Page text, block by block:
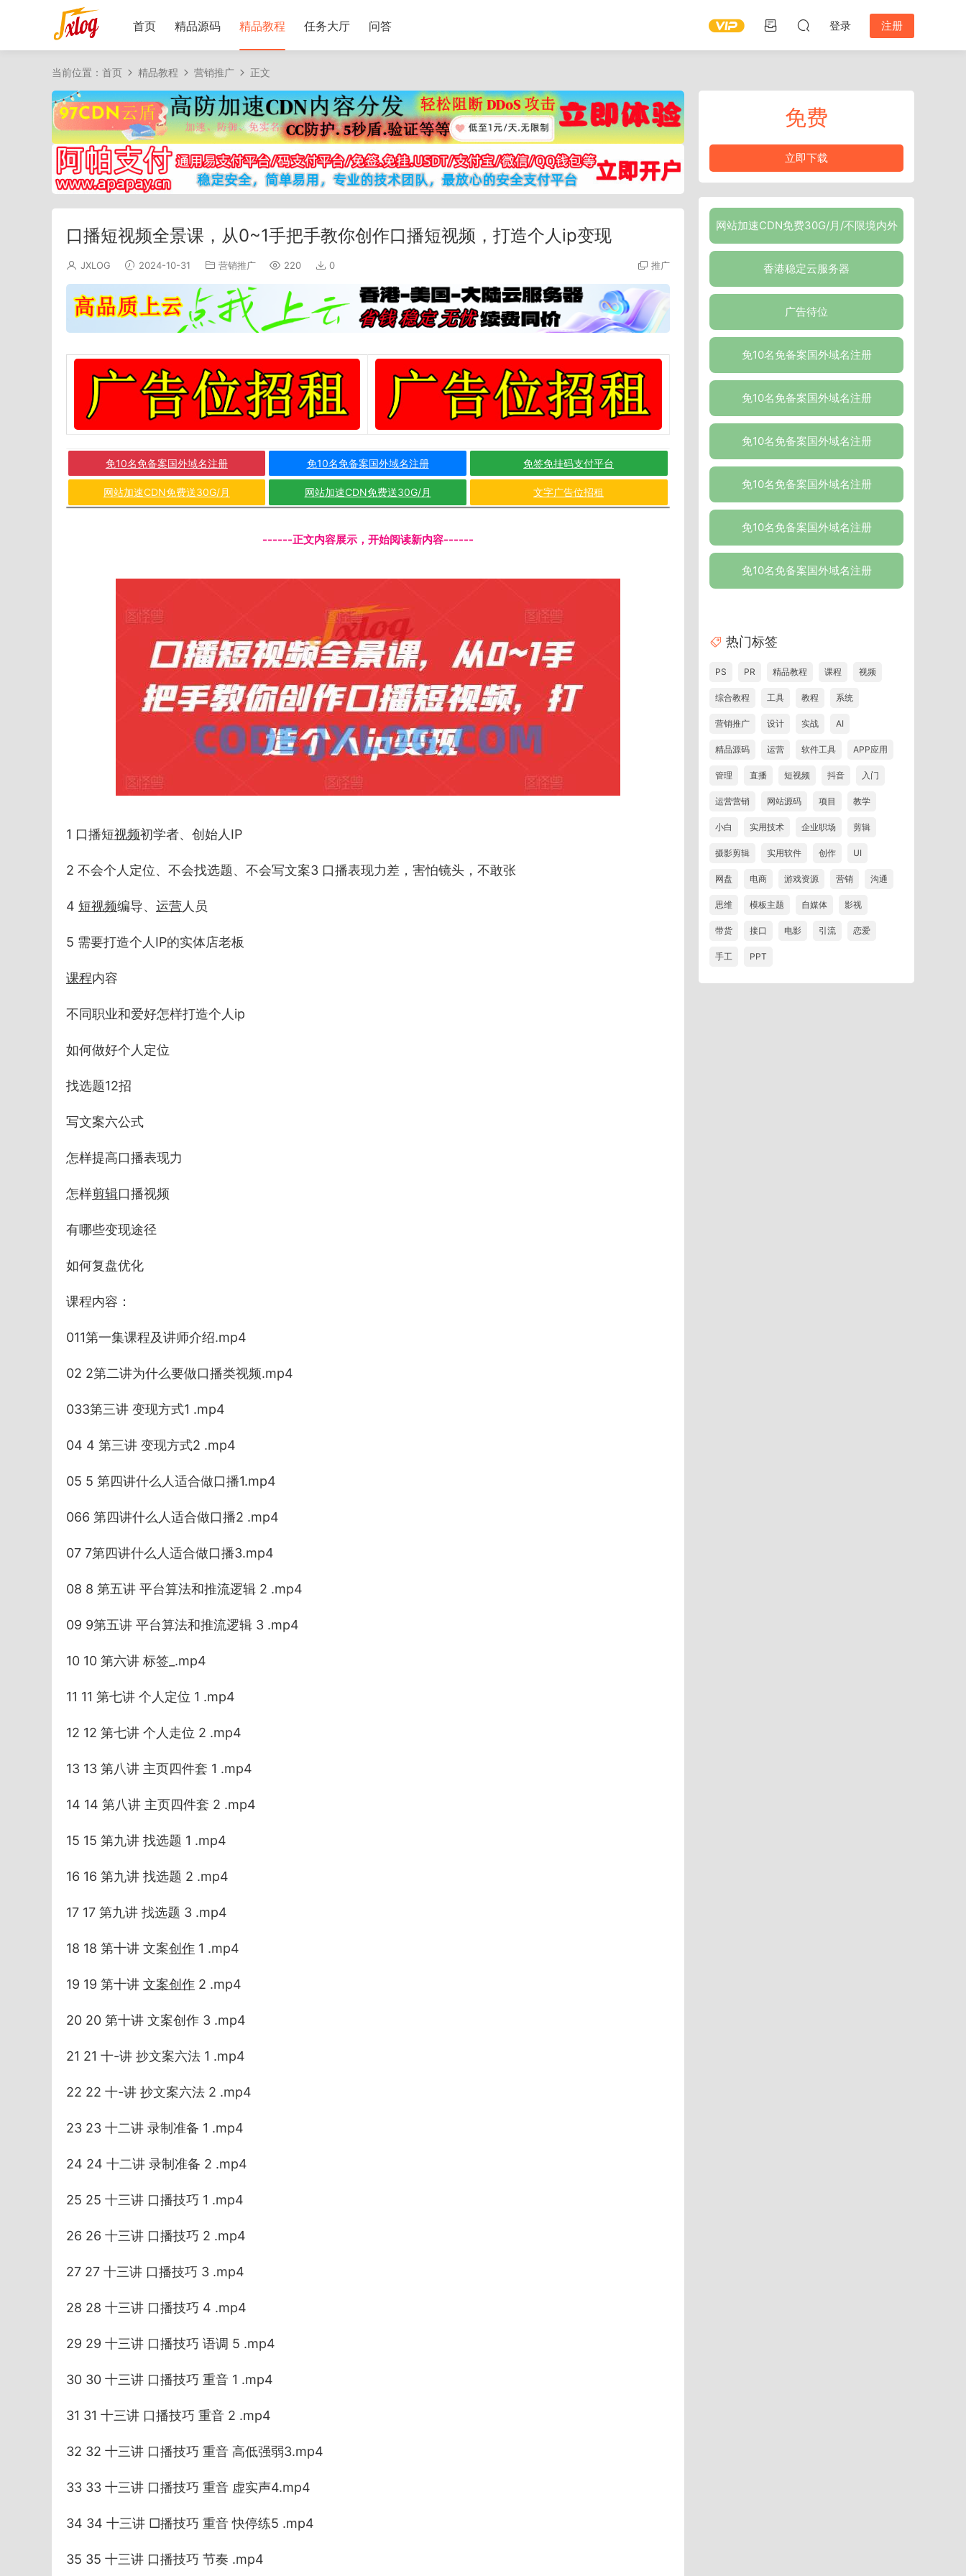
首页 精品源码 精品教程 任务大厅 问答 登录 注册
当前位置： 首页 精品教程 营销推广 正文
口播短视频全景课，​从0~1手把手教你创作口播短视频，打造个人ip变现
JXLOG 2024-10-31 营销推广 220 0 推广
免10名免备案国外域名注册 免10名免备案国外域名注册 免签免挂码支付平台
网站加速CDN免费送30G/月 网站加速CDN免费送30G/月 文字广告位招租
------正文内容展示，开始阅读新内容------
1 口播短视频初学者、创始人IP
2 不会个人定位、不会找选题、不会写文案3 口播表现力差，害怕镜头，不敢张
4 短视频编导、 运营人员
5 需要打造个人IP的实体店老板
课程内容
不同职业和爱好怎样打造个人ip
如何做好个人定位
找选题12招
写文案六公式
怎样提高口播表现力
怎样剪辑口播视频
有哪些变现途径
如何复盘优化
课程内容：
011第一集课程及讲师介绍.mp4
02 2第二讲为什么要做口播类视频.mp4
033第三讲 变现方式1 .mp4
04 4 第三讲 变现方式2 .mp4
05 5 第四讲什么人适合做口播1.mp4
066 第四讲什么人适合做口播2 .mp4
07 7第四讲什么人适合做口播3.mp4
08 8 第五讲 平台算法和推流逻辑 2 .mp4
09 9第五讲 平台算法和推流逻辑 3 .mp4
10 10 第六讲 标签_.mp4
11 11 第七讲 个人定位 1 .mp4
12 12 第七讲 个人走位 2 .mp4
13 13 第八讲 主页四件套 1 .mp4
14 14 第八讲 主页四件套 2 .mp4
15 15 第九讲 找选题 1 .mp4
16 16 第九讲 找选题 2 .mp4
17 17 第九讲 找选题 3 .mp4
18 18 第十讲 文案创作 1 .mp4
19 19 第十讲 文案创作 2 .mp4
20 20 第十讲 文案创作 3 .mp4
21 21 十-讲 抄文案六法 1 .mp4
22 22 十-讲 抄文案六法 2 .mp4
23 23 十二讲 录制准备 1 .mp4
24 24 十二讲 录制准备 2 .mp4
25 25 十三讲 口播技巧 1 .mp4
26 26 十三讲 口播技巧 2 .mp4
27 27 十三讲 口播技巧 3 .mp4
28 28 十三讲 口播技巧 4 .mp4
29 29 十三讲 口播技巧 语调 5 .mp4
30 30 十三讲 口播技巧 重音 1 .mp4
31 31 十三讲 口播技巧 重音 2 .mp4
32 32 十三讲 口播技巧 重音 高低强弱3.mp4
33 33 十三讲 口播技巧 重音 虚实声4.mp4
34 34 十三讲 □播技巧 重音 快停练5 .mp4
35 35 十三讲 口播技巧 节奏 .mp4
免费
立即下载
网站加速CDN免费30G/月/不限境内外
香港稳定云服务器
广告待位
免10名免备案国外域名注册
免10名免备案国外域名注册
免10名免备案国外域名注册
免10名免备案国外域名注册
免10名免备案国外域名注册
免10名免备案国外域名注册
热门标签
PS PR 精品教程 课程 视频
综合教程 工具 教程 系统
营销推广 设计 实战 AI
精品源码 运营 软件工具 APP应用
管理 直播 短视频 抖音 入门
运营营销 网站源码 项目 教学
小白 实用技术 企业职场 剪辑
摄影剪辑 实用软件 创作 UI
网盘 电商 游戏资源 营销 沟通
思维 模板主题 自媒体 影视
带货 接口 电影 引流 恋爱
手工 PPT